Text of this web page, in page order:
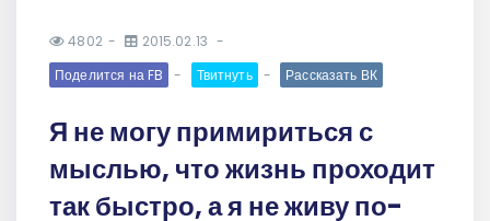
4802
2015.02.13
Поделится на FB
Твитнуть Рассказать ВК
Я не могу примириться с
мыслью, что жизнь проходит
так быстро, а я не живу по-